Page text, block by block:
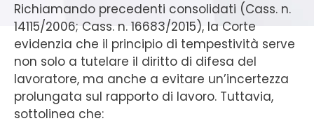
Richiamando precedenti consolidati (Cass. n.
14115/2006; Cass. n. 16683/2015), la Corte
evidenzia che il principio di tempestività serve
non solo a tutelare il diritto di difesa del
lavoratore, ma anche a evitare un’incertezza
prolungata sul rapporto di lavoro. Tuttavia,
sottolinea che: